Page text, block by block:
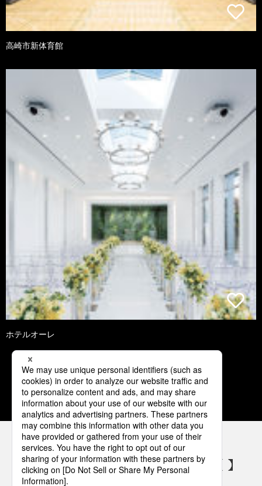
高崎市新体育館
ホテルオーレ
3 4 5 6 7
パナソニックの電気設備 SNSアカウント